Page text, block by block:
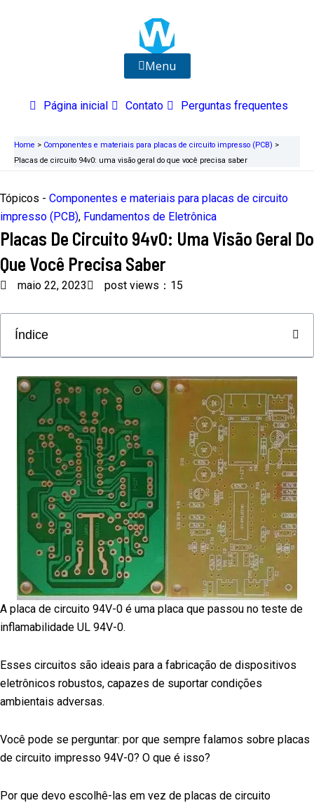
Menu
Página inicial Contato Perguntas frequentes
Home > Componentes e materiais para placas de circuito impresso (PCB) >
Placas de circuito 94v0: uma visão geral do que você precisa saber
Tópicos - Componentes e materiais para placas de circuito
impresso (PCB), Fundamentos de Eletrônica
Placas De Circuito 94v0: Uma Visão Geral Do
Que Você Precisa Saber
maio 22, 2023 post views：15
Índice
A placa de circuito 94V-0 é uma placa que passou no teste de
inflamabilidade UL 94V-0.
Esses circuitos são ideais para a fabricação de dispositivos
eletrônicos robustos, capazes de suportar condições
ambientais adversas.
Você pode se perguntar: por que sempre falamos sobre placas
de circuito impresso 94V-0? O que é isso?
Por que devo escolhê-las em vez de placas de circuito